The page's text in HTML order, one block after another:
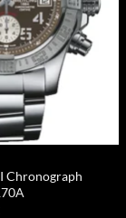
Chronograph